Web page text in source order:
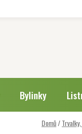
Bylinky
Domů/